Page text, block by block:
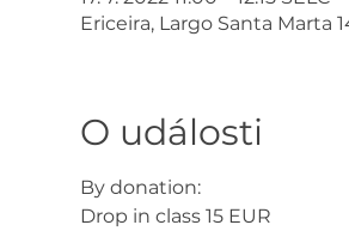
Ericeira, Largo Santa Marta
O události
By donation:
Drop in class 15 EUR